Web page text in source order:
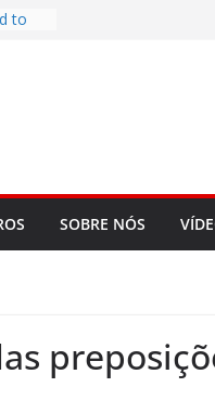
to
SOBRE NÓS